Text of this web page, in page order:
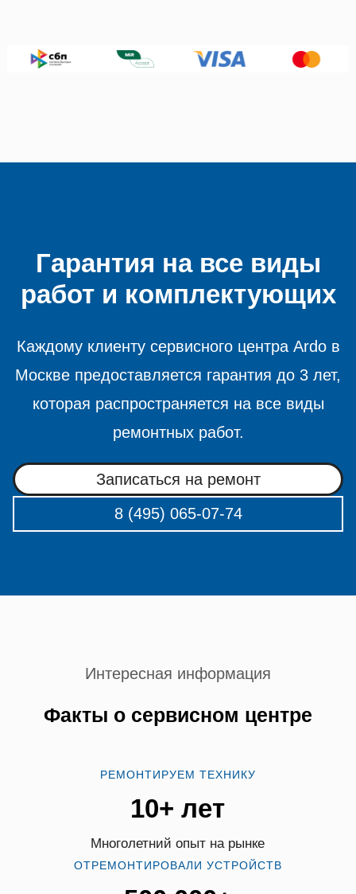
Гарантия на все виды
работ и комплектующих
Каждому клиенту сервисного центра Ardo в
Москве предоставляется гарантия до 3 лет,
которая распространяется на все виды
ремонтных работ.
Записаться на ремонт
8 (495) 065-07-74
Интересная информация
Факты о сервисном центре
РЕМОНТИРУЕМ ТЕХНИКУ
10+ лет
Многолетний опыт на рынке
ОТРЕМОНТИРОВАЛИ УСТРОЙСТВ